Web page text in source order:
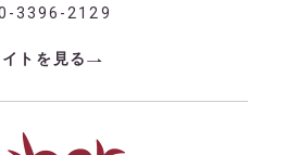
3396-2129
トを見る